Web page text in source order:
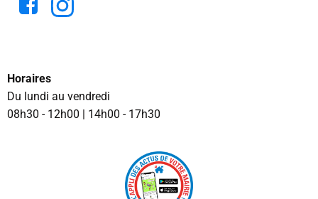
Horaires
Du lundi au vendredi
08h30 - 12h00 | 14h00 - 17h30